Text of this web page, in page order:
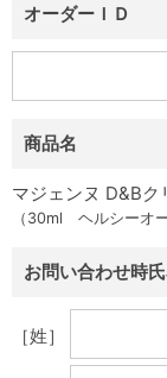
オーダーＩＤ
商品名
マジェンヌ D&Bク
（30ml ヘルシーオー
お問い合わせ時
［姓］